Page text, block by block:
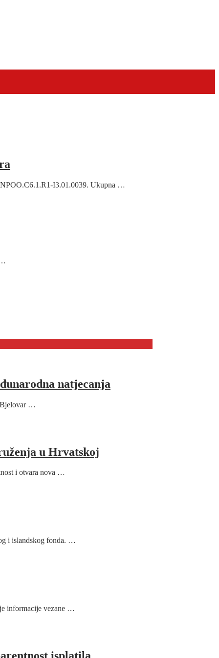
NPOO.C6.1.R1-I3.01.0039. Ukupna …
…
natjecanja
Bjelovar …
u Hrvatskoj
i otvara nova …
i islandskog fonda. …
informacije vezane …